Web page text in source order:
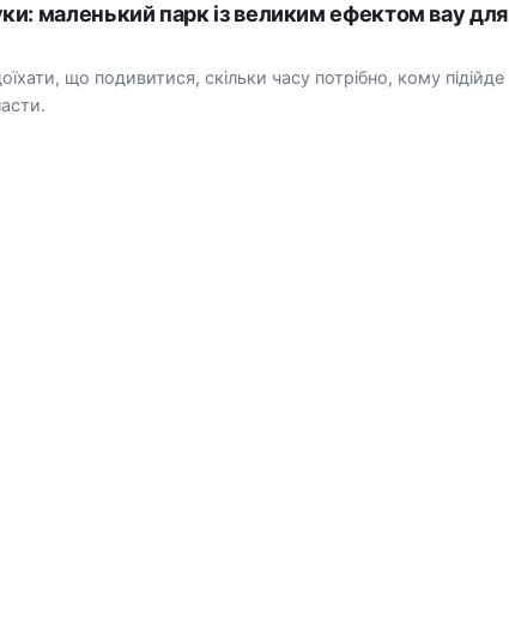
маленький парк із великим ефектом вау для
що подивитися, скільки часу потрібно, кому підійде